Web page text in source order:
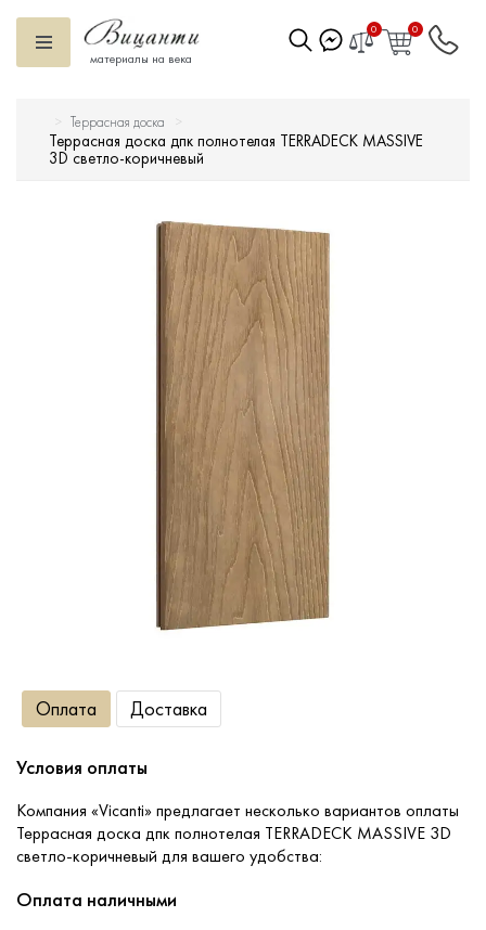
материалы на века
0 0
Искусственный камень
Декоративные элементы
Тротуарная плитка
Сопутствующие товары
Доставка
Контакты
Террасная доска
Террасная доска дпк полнотелая TERRADECK MASSIVE
3D светло-коричневый
Оплата Доставка
Условия оплаты
Компания «Vicanti» предлагает несколько вариантов оплаты
Террасная доска дпк полнотелая TERRADECK MASSIVE 3D
светло-коричневый для вашего удобства:
Оплата наличными